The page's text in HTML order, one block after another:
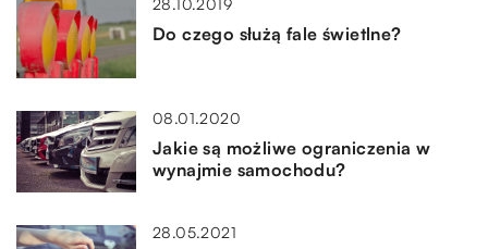
Do czego służą fale świetlne?
08.01.2020
Jakie są możliwe ograniczenia w
wynajmie samochodu?
28.05.2021